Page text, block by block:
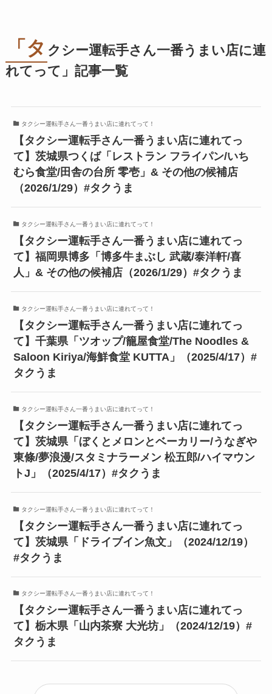
「タ クシー運転手さん一番うまい店に連
れてって」記事一覧
タクシー運転手さん一番うまい店に連れてって！
【タクシー運転手さん一番うまい店に連れてっ
て】茨城県つくば「レストラン フライパン/いち
むら食堂/田舎の台所 零壱」& その他の候補店
（2026/1/29）#タクうま
タクシー運転手さん一番うまい店に連れてって！
【タクシー運転手さん一番うまい店に連れてっ
て】福岡県博多「博多牛まぶし 武蔵/泰洋軒/喜
人」& その他の候補店（2026/1/29）#タクうま
タクシー運転手さん一番うまい店に連れてって！
【タクシー運転手さん一番うまい店に連れてっ
て】千葉県「ツオップ/籠屋食堂/The Noodles &
Saloon Kiriya/海鮮食堂 KUTTA」（2025/4/17）#
タクうま
タクシー運転手さん一番うまい店に連れてって！
【タクシー運転手さん一番うまい店に連れてっ
て】茨城県「ぼくとメロンとベーカリー/うなぎや
東條/夢浪漫/スタミナラーメン 松五郎/ハイマウン
トJ」（2025/4/17）#タクうま
タクシー運転手さん一番うまい店に連れてって！
【タクシー運転手さん一番うまい店に連れてっ
て】茨城県「ドライブイン魚文」（2024/12/19）
#タクうま
タクシー運転手さん一番うまい店に連れてって！
【タクシー運転手さん一番うまい店に連れてっ
て】栃木県「山内茶寮 大光坊」（2024/12/19）#
タクうま